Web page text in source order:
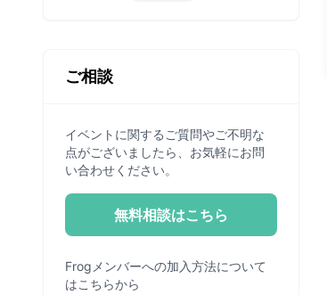
ご相談
イベントに関するご質問やご不明な
点がございましたら、お気軽にお問
い合わせください。
無料相談はこちら
Frogメンバーへの加入方法について
はこちらから